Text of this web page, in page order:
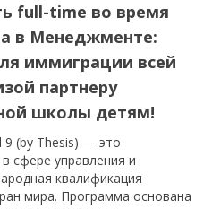
full-time во время
в Менеджменте:
иммиграции всей
партнеру
школы детям!
9 (by Thesis) — это
сфере управления и
квалификация
мира. Программа основана